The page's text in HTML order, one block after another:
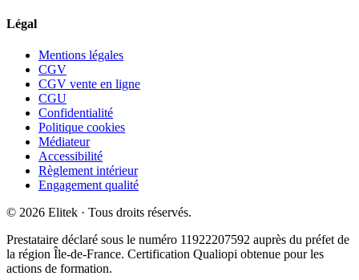
Légal
Mentions légales
CGV
CGV vente en ligne
CGU
Confidentialité
Politique cookies
Médiateur
Accessibilité
Règlement intérieur
Engagement qualité
© 2026 Elitek · Tous droits réservés.
Prestataire déclaré sous le numéro 11922207592 auprès du préfet de
la région Île-de-France. Certification Qualiopi obtenue pour les
actions de formation.